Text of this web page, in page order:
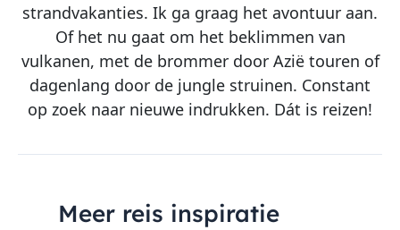
strandvakanties. Ik ga graag het avontuur aan.
Of het nu gaat om het beklimmen van
vulkanen, met de brommer door Azië touren of
dagenlang door de jungle struinen. Constant
op zoek naar nieuwe indrukken. Dát is reizen!
Meer reis inspiratie